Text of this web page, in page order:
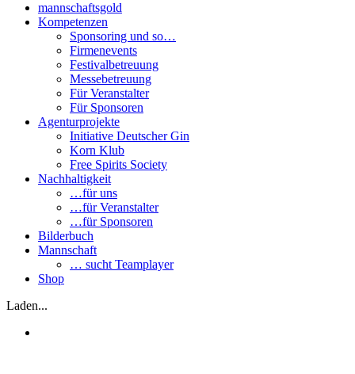
mannschaftsgold
Kompetenzen
Sponsoring und so…
Firmenevents
Festivalbetreuung
Messebetreuung
Für Veranstalter
Für Sponsoren
Agenturprojekte
Initiative Deutscher Gin
Korn Klub
Free Spirits Society
Nachhaltigkeit
…für uns
…für Veranstalter
…für Sponsoren
Bilderbuch
Mannschaft
… sucht Teamplayer
Shop
Laden...